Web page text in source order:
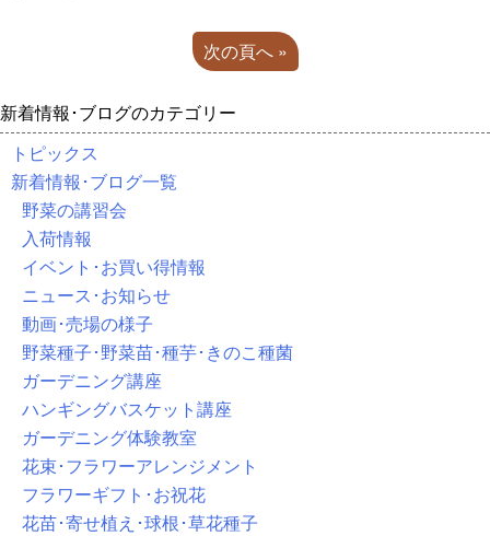
次の頁へ »
新着情報･ブログのカテゴリー
トピックス
新着情報･ブログ一覧
野菜の講習会
入荷情報
イベント･お買い得情報
ニュース･お知らせ
動画･売場の様子
野菜種子･野菜苗･種芋･きのこ種菌
ガーデニング講座
ハンギングバスケット講座
ガーデニング体験教室
花束･フラワーアレンジメント
フラワーギフト･お祝花
花苗･寄せ植え･球根･草花種子